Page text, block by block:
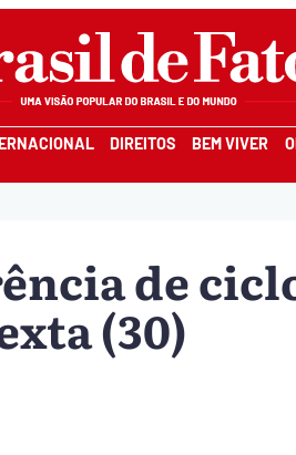
DIREITOS BEM VIVER
de
(30)